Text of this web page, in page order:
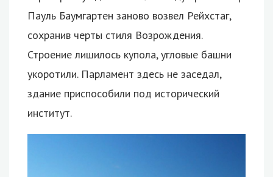
Пауль Баумгартен заново возвел Рейхстаг,
сохранив черты стиля Возрождения.
Строение лишилось купола, угловые башни
укоротили. Парламент здесь не заседал,
здание приспособили под исторический
институт.